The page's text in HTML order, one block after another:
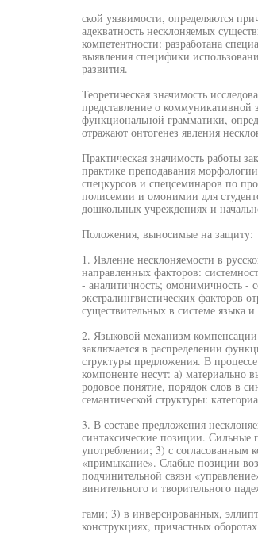
ской уязвимости, определяются
адекватность несклоняемых
компетентности: разработана
выявления специфики
развития.
Теоретическая значимость
представление о коммуникативной
функциональной грамматики,
отражают онтогенез явления
Практическая значимость работы
практике преподавания
спецкурсов и спецсеминаров по
полисемии и омонимии для
дошкольных учреждениях и
Положения, выносимые на защиту:
1. Явление несклоняемости в
направленных факторов:
- аналитичность; омонимичность -
экстралингвистических факторов
существительных в системе языка и
2. Языковой механизм компенсации
заключается в распределении
структуры предложения. В
компоненте несут: а) материально
родовое понятие, порядок слов в
семантической структуры:
3. В составе предложения
синтаксические позиции.
употреблении; 3) с согласованным
«примыкание». Слабые позиции
подчинительной связи
винительного и творительного
гами; 3) в инверсированных,
конструкциях, причастных